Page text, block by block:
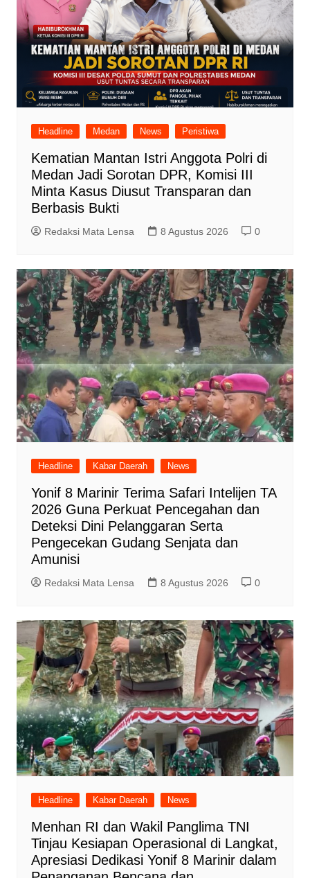
Headline Medan News Peristiwa
Kematian Mantan Istri Anggota Polri di
Medan Jadi Sorotan DPR, Komisi III
Minta Kasus Diusut Transparan dan
Berbasis Bukti
Redaksi Mata Lensa 8 Agustus 2026 0
Headline Kabar Daerah News
Yonif 8 Marinir Terima Safari Intelijen TA
2026 Guna Perkuat Pencegahan dan
Deteksi Dini Pelanggaran Serta
Pengecekan Gudang Senjata dan
Amunisi
Redaksi Mata Lensa 8 Agustus 2026 0
Headline Kabar Daerah News
Menhan RI dan Wakil Panglima TNI
Tinjau Kesiapan Operasional di Langkat,
Apresiasi Dedikasi Yonif 8 Marinir dalam